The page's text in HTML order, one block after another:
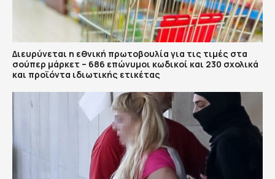
Διευρύνεται η εθνική πρωτοβουλία για τις τιμές στα
σούπερ μάρκετ – 686 επώνυμοι κωδικοί και 230 σχολικά
και προϊόντα ιδιωτικής ετικέτας